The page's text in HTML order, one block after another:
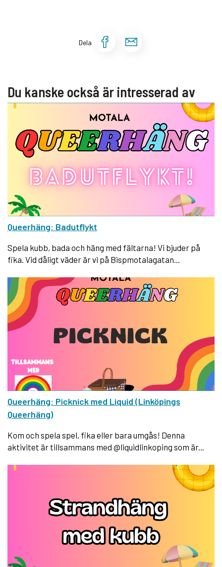
Dela Dela sidan på
Du kanske också är intresserad av
Queerhäng: Badutflykt
Spela kubb, bada och häng med fältarna! Vi bjuder på
fika. Vid dåligt väder är vi på Bispmotalagatan...
Queerhäng: Picknick med Liquid (Linköpings
Queerhäng)
Kom och spela spel, fika eller bara umgås! Denna
aktivitet är tillsammans med @liquidlinkoping som är...